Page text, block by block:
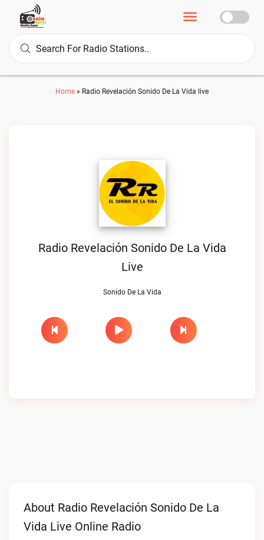
Home » Radio Revelación Sonido De La Vida live
Radio Revelación Sonido De La Vida
Live
Sonido De La Vida
About Radio Revelación Sonido De La
Vida Live Online Radio